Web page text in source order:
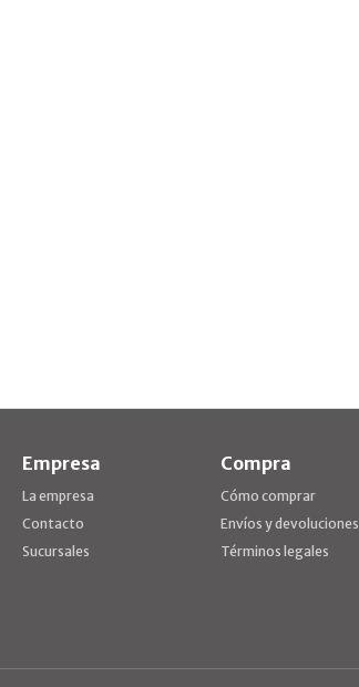
Empresa
La empresa
Contacto
Sucursales
Compra
Cómo comprar
Envíos y devoluciones
Términos legales